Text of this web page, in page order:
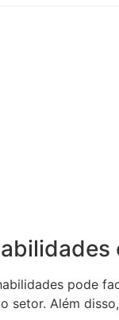
pode
setor. Além